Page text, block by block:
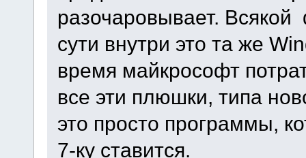
разочаровывает.
сути внутри это та же
время майкрософт
все эти плюшки, типа
это просто программы,
7-ку ставится.